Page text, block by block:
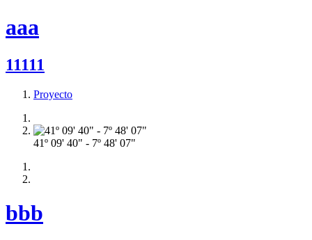
aaa
11111
Proyecto
41º 09' 40" - 7º 48' 07"
bbb